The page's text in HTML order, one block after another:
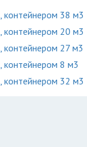
контейнером 38 м3
контейнером 20 м3
контейнером 27 м3
контейнером 8 м3
контейнером 32 м3